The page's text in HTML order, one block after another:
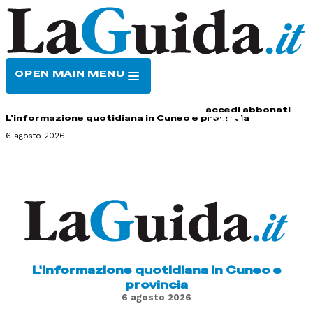
OPEN MAIN MENU
accedi abbonati
L'informazione quotidiana in Cuneo e provincia
6 agosto 2026
L'informazione quotidiana in Cuneo e
provincia
6 agosto 2026